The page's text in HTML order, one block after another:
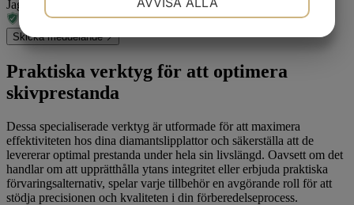
Jag är inte en robot
Skicka meddelande
Praktiska verktyg för att optimera
skivprestanda
Dessa specialiserade verktyg är utformade för att maximera
effektiviteten hos dina diamantslipplattor och säkerställa att de
levererar optimal prestanda under hela sin livslängd. Oavsett om det
handlar om att upprätthålla ytans integritet eller erbjuda praktiska
förvaringsalternativ, spelar varje tillbehör en avgörande roll för att
stödja precisionen och kvaliteten i din förberedelseprocess.